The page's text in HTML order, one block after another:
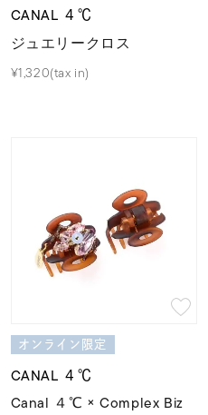
CANAL ４℃
ジュエリークロス
¥1,320(tax in)
オンライン限定
CANAL ４℃
Canal ４℃ × Complex Biz